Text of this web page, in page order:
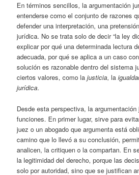
En términos sencillos, la argumentación
entenderse como el conjunto de razones
defender una interpretación, una
jurídica. No se trata solo de decir “la ley
explicar por qué una determinada lectura
adecuada, por qué se aplica a un caso
solución es razonable dentro del sistema
ciertos valores, como lajusticia, la
jurídica.
Desde esta perspectiva, la
funciones. En primer lugar, sirve para
juez o un abogado que argumenta está
camino que lo llevó a su conclusión,
analicen, la critiquen o la compartan. En
la legitimidad del derecho, porque las
solo por autoridad, sino que se justifican